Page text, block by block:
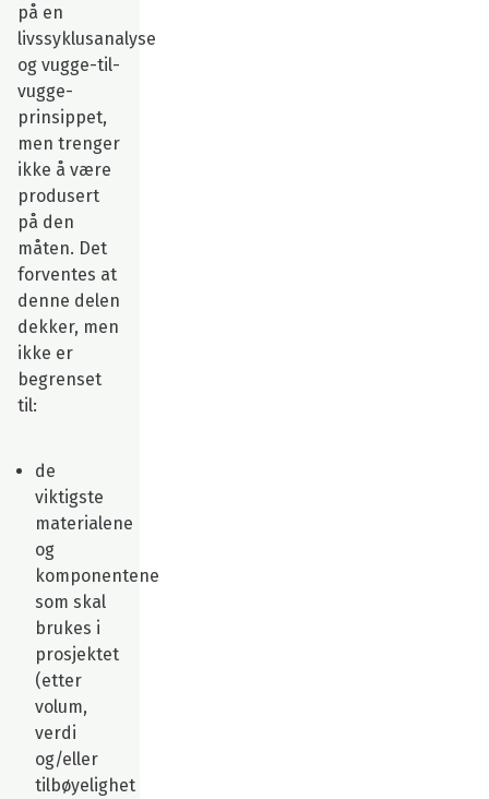
på en
livssyklusanalyse
og vugge-til-
vugge-
prinsippet,
men trenger
ikke å være
produsert
på den
måten. Det
forventes at
denne delen
dekker, men
ikke er
begrenset
til:
de
viktigste
materialene
og
komponentene
som skal
brukes i
prosjektet
(etter
volum,
verdi
og/eller
tilbøyelighet